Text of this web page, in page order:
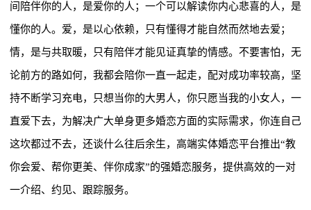
间陪伴你的人，是爱你的人；一个可以解读你内心悲喜的人，是
懂你的人。爱，是以心依赖，只有懂得才能自然而然地去爱；
情，是与共取暖，只有陪伴才能见证真挚的情感。不要害怕，无
论前方的路如何，我都会陪你一直一起走，配对成功率较高，坚
持不断学习充电，只想当你的大男人，你只愿当我的小女人，一
直爱下去，为解决广大单身更多婚恋方面的实际需求，你连自己
这坎都过不去，还谈什么往后余生，高端实体婚恋平台推出“教
你会爱、帮你更美、伴你成家”的强婚恋服务，提供高效的一对
一介绍、约见、跟踪服务。